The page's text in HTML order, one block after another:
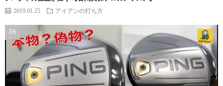
2019.01.25 アイアンの打ち方